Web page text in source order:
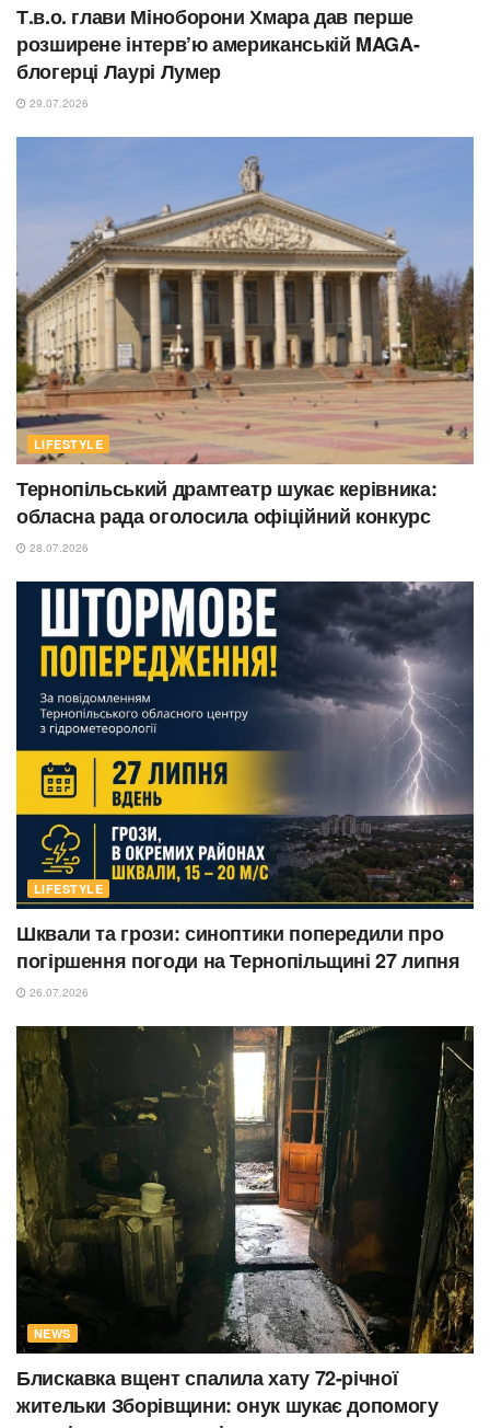
Т.в.о. глави Міноборони Хмара дав перше
розширене інтерв’ю американській MAGA-
блогерці Лаурі Лумер
29.07.2026
LIFESTYLE
Тернопільський драмтеатр шукає керівника:
обласна рада оголосила офіційний конкурс
28.07.2026
LIFESTYLE
Шквали та грози: синоптики попередили про
погіршення погоди на Тернопільщині 27 липня
26.07.2026
NEWS
Блискавка вщент спалила хату 72-річної
жительки Зборівщини: онук шукає допомогу